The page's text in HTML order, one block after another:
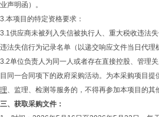
业声明函）。
3.本项目的特定资格要求：
3.1供应商未被列入失信被执行人、重大税收违法
违法失信行为记录名单（以递交响应文件当日代理
3.2单位负责人为同一人或者存在直接控股、管理
目同一合同项下的政府采购活动。为本采购项目
理、监理、检测等服务的，不得再参加本项目的其
三、获取采购文件：